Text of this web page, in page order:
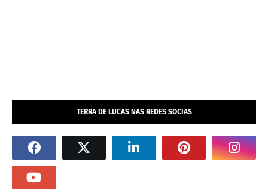
TERRA DE LUCAS NAS REDES SOCIAS